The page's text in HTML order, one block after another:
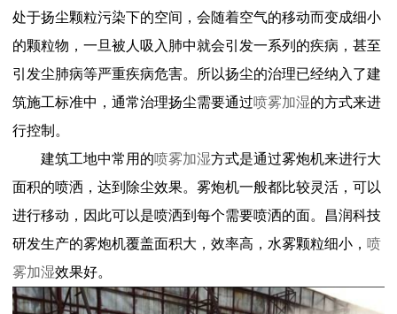
处于扬尘颗粒污染下的空间，会随着空气的移动而变成细小
的颗粒物，一旦被人吸入肺中就会引发一系列的疾病，甚至
引发尘肺病等严重疾病危害。所以扬尘的治理已经纳入了建
筑施工标准中，通常治理扬尘需要通过喷雾加湿的方式来进
行控制。
建筑工地中常用的喷雾加湿方式是通过雾炮机来进行大
面积的喷洒，达到除尘效果。雾炮机一般都比较灵活，可以
进行移动，因此可以是喷洒到每个需要喷洒的面。昌润科技
研发生产的雾炮机覆盖面积大，效率高，水雾颗粒细小， 喷
雾加湿效果好。